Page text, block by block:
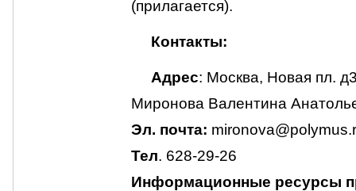
(прилагается).
Контакты:
Адрес: Москва, Новая пл.
Миронова Валентина
Эл. почта:
Тел. 628-29-26
Информационные ресурсы